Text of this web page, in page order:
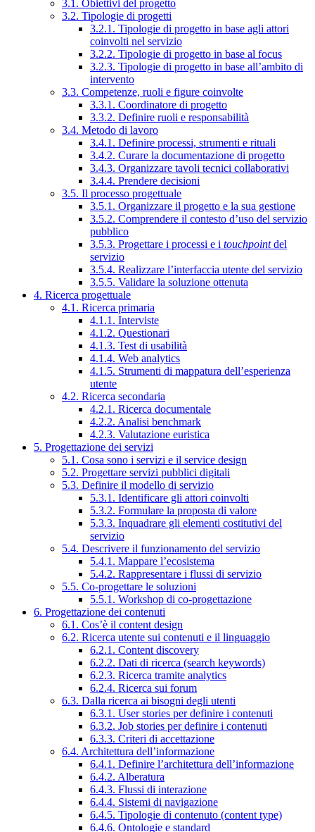
3.1. Obiettivi del progetto
3.2. Tipologie di progetti
3.2.1. Tipologie di progetto in base agli attori
coinvolti nel servizio
3.2.2. Tipologie di progetto in base al focus
3.2.3. Tipologie di progetto in base all’ambito di
intervento
3.3. Competenze, ruoli e figure coinvolte
3.3.1. Coordinatore di progetto
3.3.2. Definire ruoli e responsabilità
3.4. Metodo di lavoro
3.4.1. Definire processi, strumenti e rituali
3.4.2. Curare la documentazione di progetto
3.4.3. Organizzare tavoli tecnici collaborativi
3.4.4. Prendere decisioni
3.5. Il processo progettuale
3.5.1. Organizzare il progetto e la sua gestione
3.5.2. Comprendere il contesto d’uso del servizio
pubblico
3.5.3. Progettare i processi e i touchpointdel
servizio
3.5.4. Realizzare l’interfaccia utente del servizio
3.5.5. Validare la soluzione ottenuta
4. Ricerca progettuale
4.1. Ricerca primaria
4.1.1. Interviste
4.1.2. Questionari
4.1.3. Test di usabilità
4.1.4. Web analytics
4.1.5. Strumenti di mappatura dell’esperienza
utente
4.2. Ricerca secondaria
4.2.1. Ricerca documentale
4.2.2. Analisi benchmark
4.2.3. Valutazione euristica
5. Progettazione dei servizi
5.1. Cosa sono i servizi e il service design
5.2. Progettare servizi pubblici digitali
5.3. Definire il modello di servizio
5.3.1. Identificare gli attori coinvolti
5.3.2. Formulare la proposta di valore
5.3.3. Inquadrare gli elementi costitutivi del
servizio
5.4. Descrivere il funzionamento del servizio
5.4.1. Mappare l’ecosistema
5.4.2. Rappresentare i flussi di servizio
5.5. Co-progettare le soluzioni
5.5.1. Workshop di co-progettazione
6. Progettazione dei contenuti
6.1. Cos’è il content design
6.2. Ricerca utente sui contenuti e il linguaggio
6.2.1. Content discovery
6.2.2. Dati di ricerca (search keywords)
6.2.3. Ricerca tramite analytics
6.2.4. Ricerca sui forum
6.3. Dalla ricerca ai bisogni degli utenti
6.3.1. User stories per definire i contenuti
6.3.2. Job stories per definire i contenuti
6.3.3. Criteri di accettazione
6.4. Architettura dell’informazione
6.4.1. Definire l’architettura dell’informazione
6.4.2. Alberatura
6.4.3. Flussi di interazione
6.4.4. Sistemi di navigazione
6.4.5. Tipologie di contenuto (content type)
6.4.6. Ontologie e standard